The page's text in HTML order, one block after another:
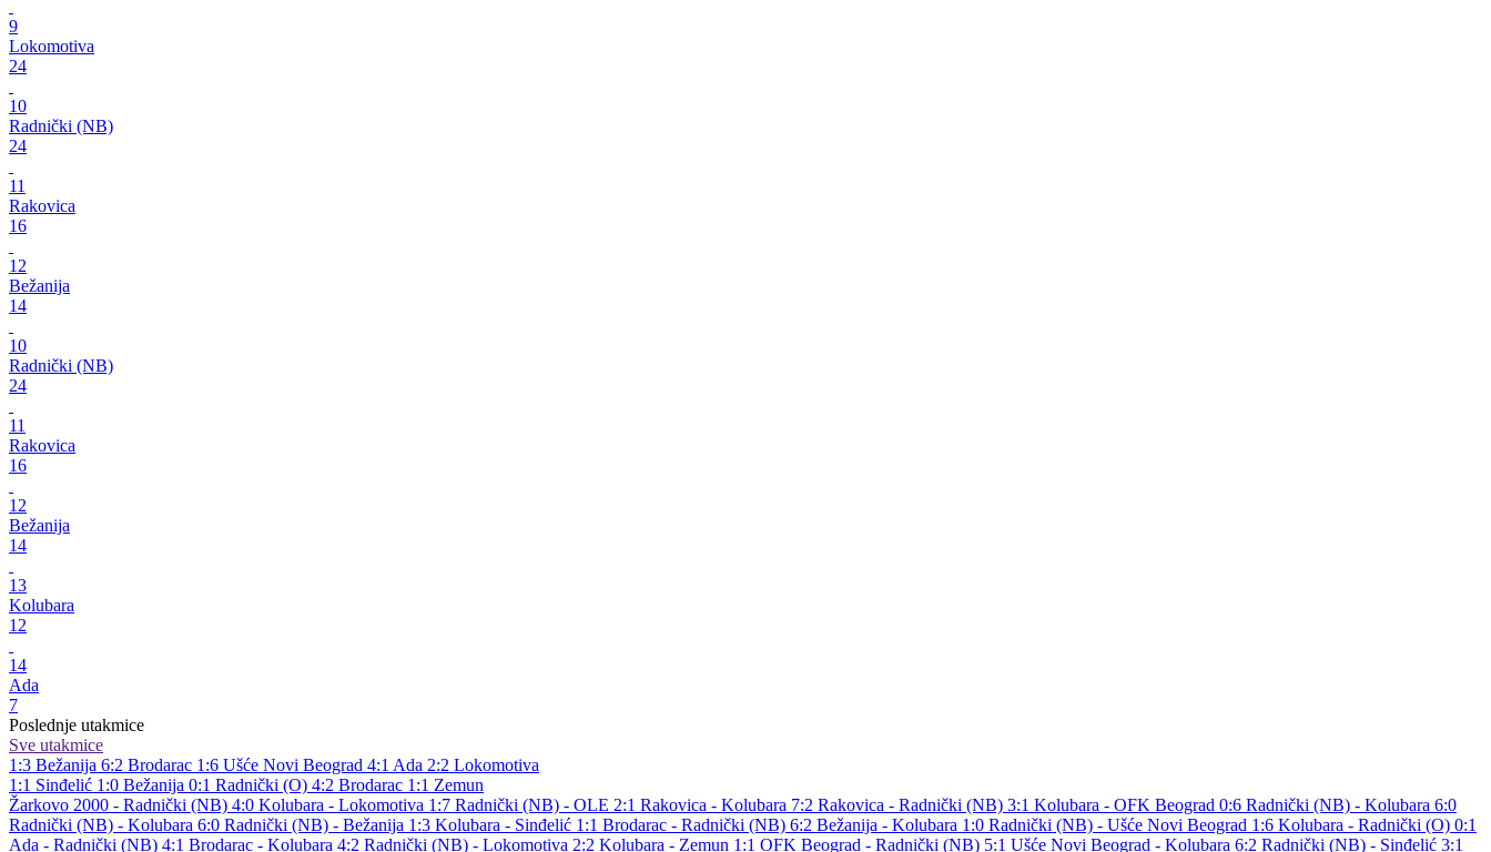
9
Lokomotiva
24
10
Radnički (NB)
24
11
Rakovica
16
12
Bežanija
14
10
Radnički (NB)
24
11
Rakovica
16
12
Bežanija
14
13
Kolubara
12
14
Ada
7
Poslednje utakmice
Sve utakmice
1:3 Bežanija 6:2 Brodarac 1:6 Ušće Novi Beograd 4:1 Ada 2:2 Lokomotiva
1:1 Sinđelić 1:0 Bežanija 0:1 Radnički (O) 4:2 Brodarac 1:1 Zemun
Žarkovo 2000 - Radnički (NB) 4:0 Kolubara - Lokomotiva 1:7 Radnički (NB) - OLE 2:1 Rakovica - Kolubara 7:2 Rakovica - Radnički (NB) 3:1 Kolubara - OFK Beograd 0:6 Radnički (NB) - Kolubara 6:0
Radnički (NB) - Kolubara 6:0 Radnički (NB) - Bežanija 1:3 Kolubara - Sinđelić 1:1 Brodarac - Radnički (NB) 6:2 Bežanija - Kolubara 1:0 Radnički (NB) - Ušće Novi Beograd 1:6 Kolubara - Radnički (O) 0:1
Ada - Radnički (NB) 4:1 Brodarac - Kolubara 4:2 Radnički (NB) - Lokomotiva 2:2 Kolubara - Zemun 1:1 OFK Beograd - Radnički (NB) 5:1 Ušće Novi Beograd - Kolubara 6:2 Radnički (NB) - Sinđelić 3:1